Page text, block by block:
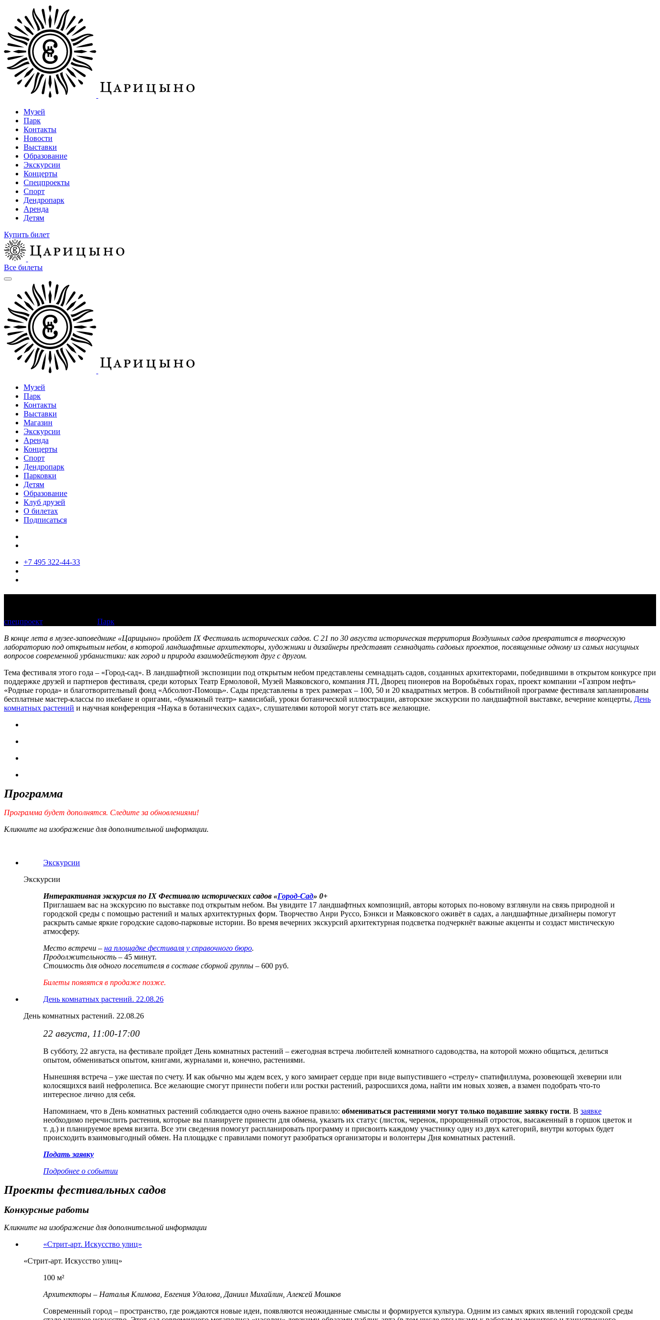
Музей
Парк
Контакты
Новости
Выставки
Образование
Экскурсии
Концерты
Спецпроекты
Спорт
Дендропарк
Аренда
Детям
Купить билет
Все билеты
Музей
Парк
Контакты
Выставки
Магазин
Экскурсии
Аренда
Концерты
Спорт
Дендропарк
Парковки
Детям
Образование
Клуб друзей
О билетах
Подписаться
+7 495 322-44-33
спецпроект
Парк
В конце лета в музее-заповеднике «Царицыно» пройдет IX Фестиваль исторических садов. С 21 по 30 августа историческая территория Воздушных садов превратится в творческую
лабораторию под открытым небом, в которой ландшафтные архитекторы, художники и дизайнеры представят семнадцать садовых проектов, посвященные одному из самых насущных
вопросов современной урбанистики: как город и природа взаимодействуют друг с другом.
Тема фестиваля этого года – «Город-сад». В ландшафтной экспозиции под открытым небом представлены семнадцать садов, созданных архитекторами, победившими в открытом конкурсе при
поддержке друзей и партнеров фестиваля, среди которых Театр Ермоловой, Музей Маяковского, компания JTI, Дворец пионеров на Воробьёвых горах, проект компании «Газпром нефть»
«Родные города» и благотворительный фонд «Абсолют-Помощь». Сады представлены в трех размерах – 100, 50 и 20 квадратных метров. В событийной программе фестиваля запланированы
бесплатные мастер-классы по икебане и оригами, «бумажный театр» камисибай, уроки ботанической иллюстрации, авторские экскурсии по ландшафтной выставке, вечерние концерты, День
комнатных растений и научная конференция «Наука в ботанических садах», слушателями которой могут стать все желающие.
Программа
Программа будет дополнятся. Следите за обновлениями!
Кликните на изображение для дополнительной информации.
Экскурсии
Экскурсии
Интерактивная экскурсия по IX Фестивалю исторических садов «Город-Сад» 0+
Приглашаем вас на экскурсию по выставке под открытым небом. Вы увидите 17 ландшафтных композиций, авторы которых по-новому взглянули на связь природной и
городской среды с помощью растений и малых архитектурных форм. Творчество Анри Руссо, Бэнкси и Маяковского оживёт в садах, а ландшафтные дизайнеры помогут
раскрыть самые яркие городские садово-парковые истории. Во время вечерних экскурсий архитектурная подсветка подчеркнёт важные акценты и создаст мистическую
атмосферу.
Место встречи – на площадке фестиваля у справочного бюро.
Продолжительность – 45 минут.
Стоимость для одного посетителя в составе сборной группы – 600 руб.
Билеты появятся в продаже позже.
День комнатных растений. 22.08.26
День комнатных растений. 22.08.26
22 августа, 11:00-17:00
В субботу, 22 августа, на фестивале пройдет День комнатных растений – ежегодная встреча любителей комнатного садоводства, на которой можно общаться, делиться
опытом, обмениваться опытом, книгами, журналами и, конечно, растениями.
Нынешняя встреча – уже шестая по счету. И как обычно мы ждем всех, у кого замирает сердце при виде выпустившего «стрелу» спатифиллума, розовеющей эхеверии или
колосящихся ваий нефролеписа. Все желающие смогут принести побеги или ростки растений, разросшихся дома, найти им новых хозяев, а взамен подобрать что-то
интересное лично для себя.
Напоминаем, что в День комнатных растений соблюдается одно очень важное правило: обмениваться растениями могут только подавшие заявку гости. В заявке
необходимо перечислить растения, которые вы планируете принести для обмена, указать их статус (листок, черенок, пророщенный отросток, высаженный в горшок цветок и
т. д.) и планируемое время визита. Все эти сведения помогут распланировать программу и присвоить каждому участнику одну из двух категорий, внутри которых будет
происходить взаимовыгодный обмен. На площадке с правилами помогут разобраться организаторы и волонтеры Дня комнатных растений.
Подать заявку
Подробнее о событии
Проекты фестивальных садов
Конкурсные работы
Кликните на изображение для дополнительной информации
«Стрит-арт. Искусство улиц»
«Стрит-арт. Искусство улиц»
100 м²
Архитекторы – Наталья Климова, Евгения Удалова, Даниил Михайлин, Алексей Мошков
Современный город – пространство, где рождаются новые идеи, появляются неожиданные смыслы и формируется культура. Одним из самых ярких явлений городской среды